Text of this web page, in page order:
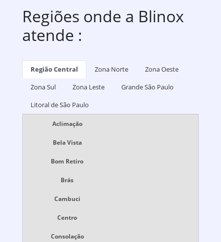
Regiões onde a Blinox
atende :
Região Central Zona Norte
Zona Oeste
Zona Sul
Zona Leste
Grande São Paulo
Litoral de São Paulo
Aclimação
Bela Vista
Bom Retiro
Brás
Cambuci
Centro
Consolação